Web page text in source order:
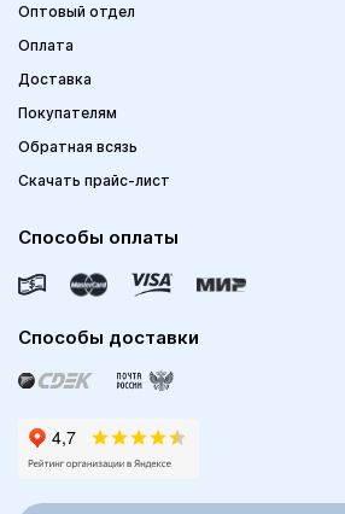
Оптовый отдел
Оплата
Доставка
Покупателям
Обратная всязь
Скачать прайс-лист
Способы оплаты
Способы доставки